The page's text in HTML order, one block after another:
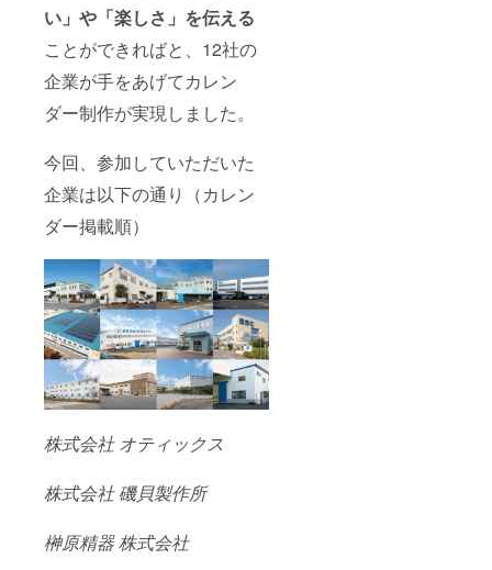
い」や「楽しさ」を伝える
ことができればと、12社の
企業が手をあげてカレン
ダー制作が実現しました。
今回、参加していただいた
企業は以下の通り（カレン
ダー掲載順）
株式会社 オティックス
株式会社 磯貝製作所
榊原精器 株式会社